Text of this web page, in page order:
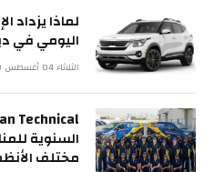
لماذا يزداد
اليومي في
الثلاثاء 04 أغسطس 6:18 م
السنوية
مختلف